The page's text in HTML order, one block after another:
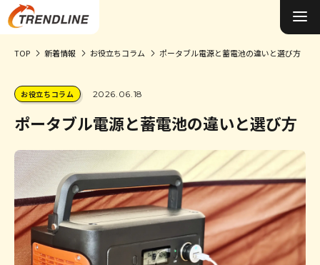
0円ソーラーについて
太陽光発電について
蓄電池について
オール電化について
選ばれる理由
TOP 新着情報 お役立ちコラム ポータブル電源と蓄電池の違いと選び方
お役立ちコラム 2026.06.18
ポータブル電源と蓄電池の違いと選び方